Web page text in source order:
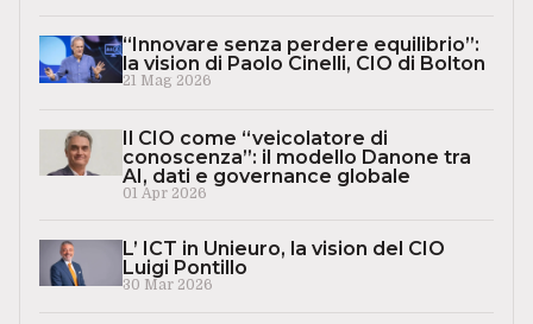
“Innovare senza perdere equilibrio”:
la vision di Paolo Cinelli, CIO di Bolton
21 Mag 2026
Il CIO come “veicolatore di
conoscenza”: il modello Danone tra
AI, dati e governance globale
01 Apr 2026
L’ ICT in Unieuro, la vision del CIO
Luigi Pontillo
30 Mar 2026